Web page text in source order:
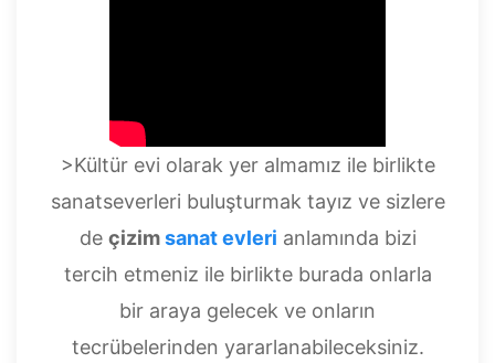
>Kültür evi olarak yer almamız ile birlikte
sanatseverleri buluşturmak tayız ve sizlere
de çizimsanat evleri anlamında bizi
tercih etmeniz ile birlikte burada onlarla
bir araya gelecek ve onların
tecrübelerinden yararlanabileceksiniz.